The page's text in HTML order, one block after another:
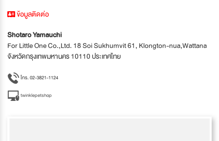
ข้อมูลติดต่อ
Shotaro Yamauchi
For Little One Co.,Ltd. 18 Soi Sukhumvit 61, Klongton-nua,Wattana
จังหวัดกรุงเทพมหานคร 10110 ประเทศไทย
โทร. 02-3821-1124
twinklepetshop